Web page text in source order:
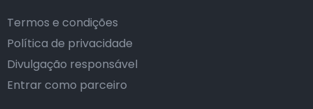
Termos e condições
Política de privacidade
Divulgação responsável
Entrar como parceiro